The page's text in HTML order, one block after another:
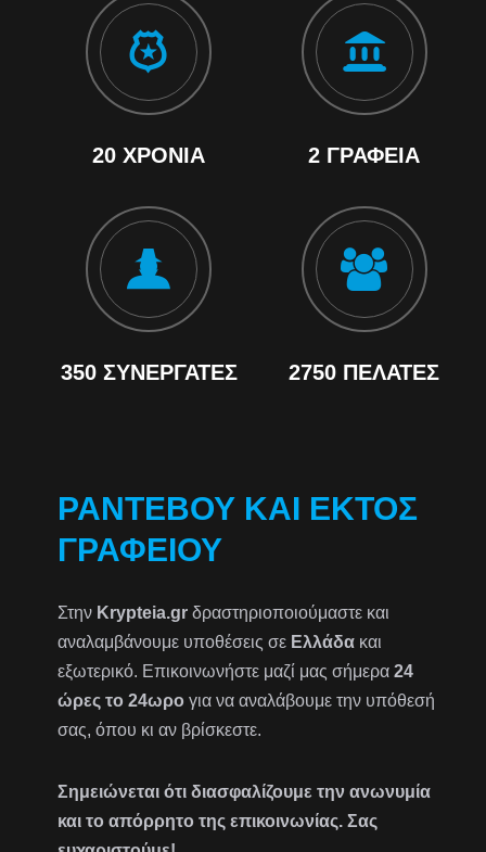
20 ΧΡΌΝΙΑ 2 ΓΡΑΦΕΊΑ
350 ΣΥΝΕΡΓΆΤΕΣ 2750 ΠΕΛΆΤΕΣ
ΡΑΝΤΕΒΟΎ ΚΑΙ ΕΚΤΌΣ
ΓΡΑΦΕΊΟΥ
Στην Krypteia.gr δραστηριοποιούμαστε και
αναλαμβάνουμε υποθέσεις σε Ελλάδα και
εξωτερικό. Επικοινωνήστε μαζί μας σήμερα24
ώρες το 24ωρο για να αναλάβουμε την υπόθεσή
σας, όπου κι αν βρίσκεστε.
Σημειώνεται ότι διασφαλίζουμε την ανωνυμία
και το απόρρητο της επικοινωνίας. Σας